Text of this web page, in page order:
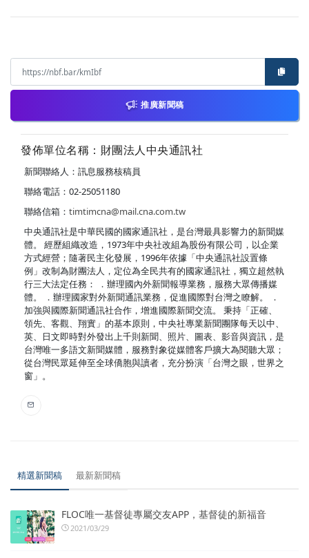
推廣新聞稿
發佈單位名稱：財團法人中央通訊社
新聞聯絡人：訊息服務核稿員
聯絡電話：02-25051180
聯絡信箱： timtimcna@mail.cna.com.tw
中央通訊社是中華民國的國家通訊社，是台灣最具影響力的新聞媒
體。 經歷組織改造，1973年中央社改組為股份有限公司，以企業
方式經營；隨著民主化發展，1996年依據「中央通訊社設置條
例」改制為財團法人，定位為全民共有的國家通訊社，獨立超然執
行三大法定任務： ．辦理國內外新聞報導業務，服務大眾傳播媒
體。 ．辦理國家對外新聞通訊業務，促進國際對台灣之瞭解。 ．
加強與國際新聞通訊社合作，增進國際新聞交流。 秉持「正確、
領先、客觀、翔實」的基本原則，中央社專業新聞團隊每天以中、
英、日文即時對外發出上千則新聞、照片、圖表、影音與資訊，是
台灣唯一多語文新聞媒體，服務對象從媒體客戶擴大為閱聽大眾；
從台灣民眾延伸至全球僑胞與讀者，充分扮演「台灣之眼，世界之
窗」。
精選新聞稿 最新新聞稿
FLOC唯一基督徒專屬交友APP，基督徒的新福音
2021/03/29